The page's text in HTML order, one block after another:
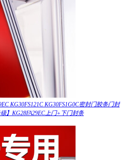
KG30FS121C KG30FS1G0C密封门胶条门封
】KG28FA29EC上门+下门封条